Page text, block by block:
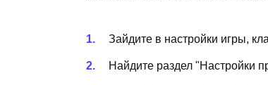
Зайдите в настройки игры,
Найдите раздел "Настройки